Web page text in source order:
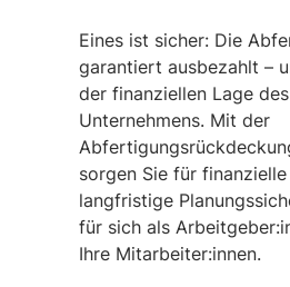
Eines ist sicher: Die
garantiert ausbezahlt –
der finanziellen Lage des
Unternehmens. Mit der
sorgen Sie für
langfristige
für sich als
Ihre Mitarbeiter:innen.